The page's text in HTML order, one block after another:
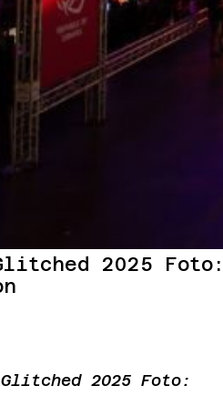
Glitched 2025
Glitched 2025 Foto: